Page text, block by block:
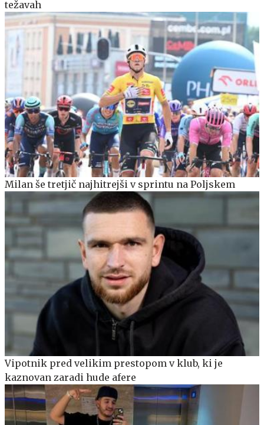
težavah
Milan še tretjič najhitrejši v sprintu na Poljskem
Vipotnik pred velikim prestopom v klub, ki je
kaznovan zaradi hude afere